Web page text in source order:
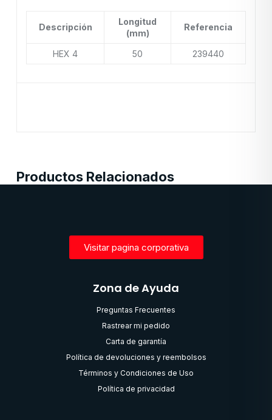
Descripción
Longitud
(mm)
Referencia
HEX 4 50 239440
Productos Relacionados
Visitar pagina corporativa
Zona de Ayuda
Preguntas Frecuentes
Rastrear mi pedido
Carta de garantía
Política de devoluciones y reembolsos
Términos y Condiciones de Uso
Política de privacidad